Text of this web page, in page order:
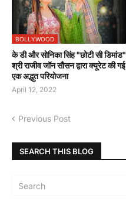
BOLLYWOOD
के डी और सोनिका सिंह "छोटी सी डिमांड"
श्री राजीव जॉन सौसन द्वारा क्यूरेट की गई
एक अद्भुत परियोजना
April 12, 2022
Previous Post
SEARCH THIS BLOG